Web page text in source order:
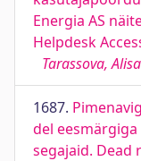
Energia AS
Helpdesk
Tarassova, Alisa
1687.
del eesmärgiga
segajaid.